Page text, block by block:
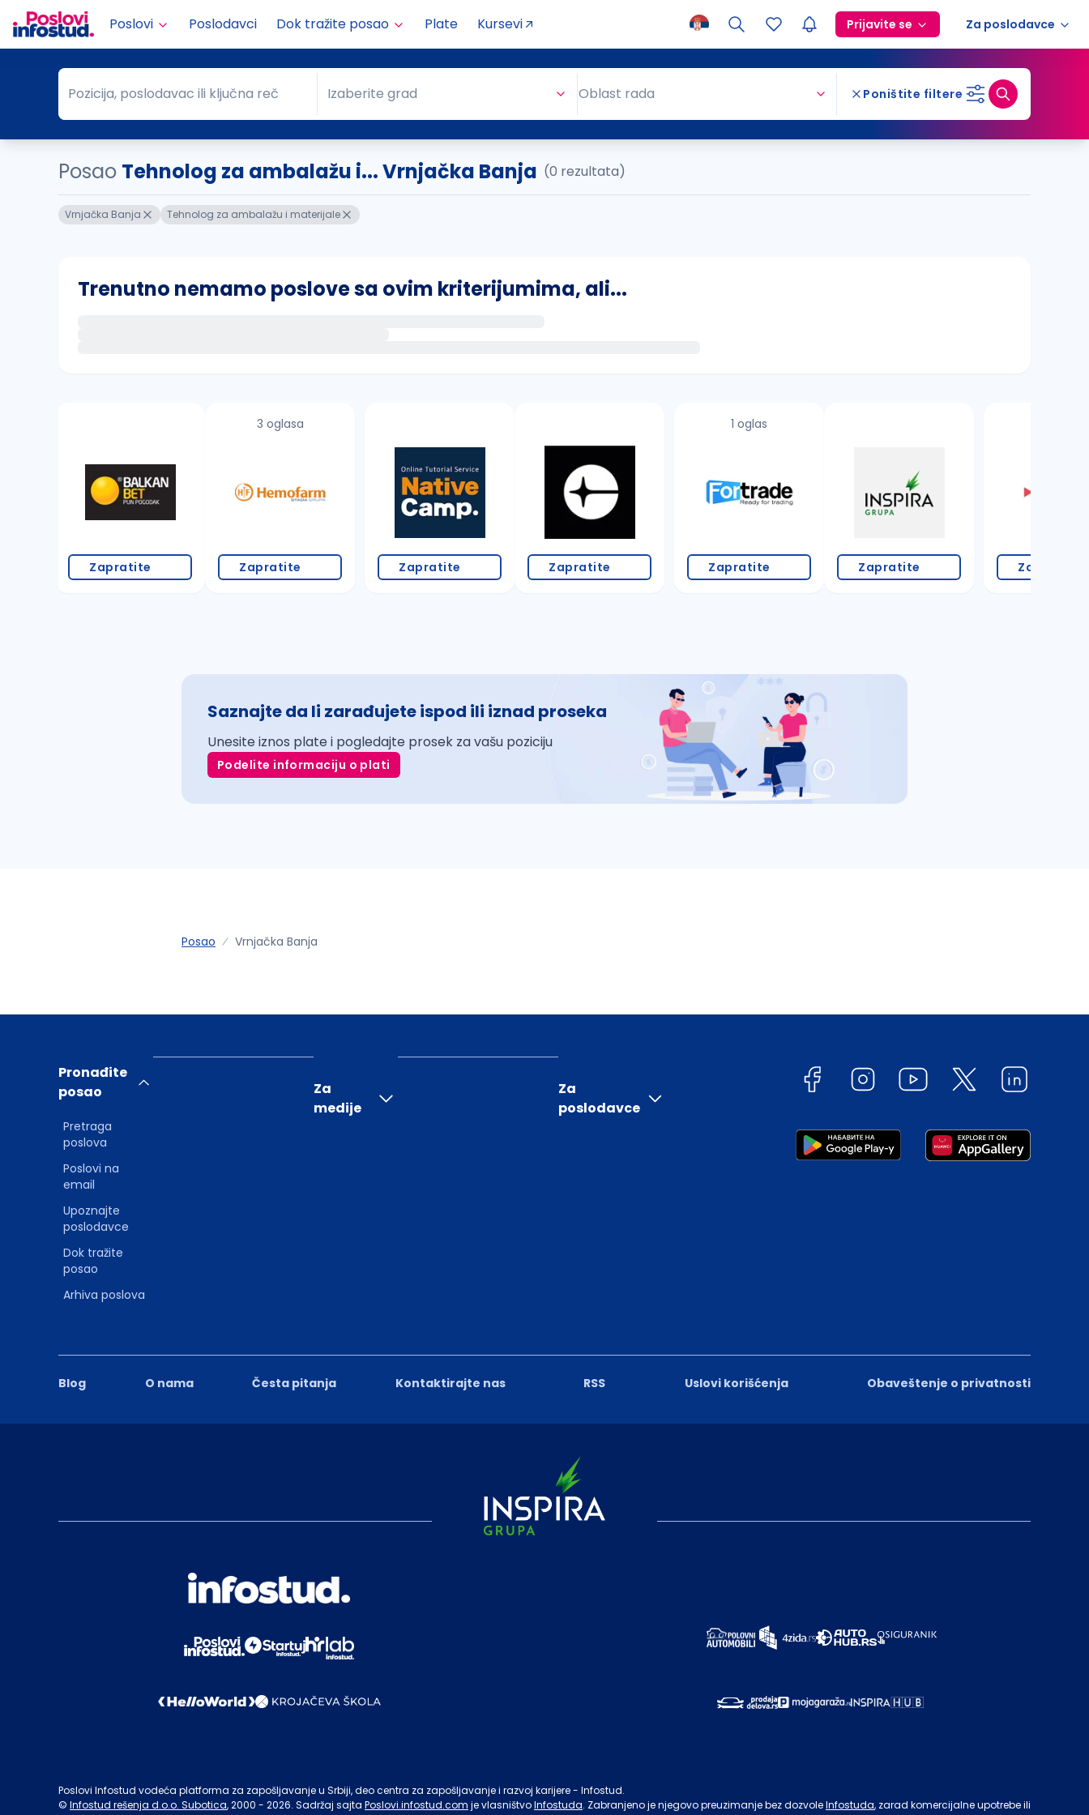
Poslovi Poslodavci Dok tražite posao Plate Kursevi Prijavite se Za poslodavce
Pozicija, poslodavac ili ključna reč
Pozicija, poslodavac ili ključna reč Grad
Izaberite grad Oblast rada Poništite filtere
Posao Tehnolog za ambalažu i... Vrnjačka Banja (0 rezultata)
Vrnjačka Banja Tehnolog za ambalažu i materijale
Trenutno nemamo poslove sa ovim kriterijumima, ali...
proverite pravopisne greške (koristite č, ć, š, đ, ž, dž)
povećajte radijus za odabrani grad
Zapratite
3 oglasa
Zapratite Zapratite Zapratite
1 oglas
Zapratite Zapratite Zapratite
Saznajte da li zarađujete ispod ili iznad proseka
Unesite iznos plate i pogledajte prosek za vašu poziciju
Podelite informaciju o plati
Posao Vrnjačka Banja
Blog O nama Česta pitanja Kontaktirajte nas RSS Uslovi korišćenja Obaveštenje o privatnosti
Pronađite
posao
Pretraga
poslova
Poslovi na
email
Upoznajte
poslodavce
Dok tražite
posao
Arhiva poslova
Za
medije
Za
poslodavce
Poslovi Infostud vodeća platforma za zapošljavanje u Srbiji, deo centra za zapošljavanje i razvoj karijere - Infostud.
© Infostud rešenja d.o.o. Subotica, 2000 - 2026. Sadržaj sajta Poslovi.infostud.com je vlasništvoInfostuda. Zabranjeno je njegovo preuzimanje bez dozvoleInfostuda, zarad komercijalne upotrebe ili